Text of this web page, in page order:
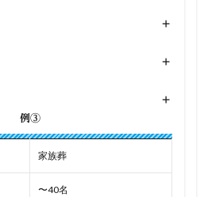
+
+
+
例③
家族葬
〜40名